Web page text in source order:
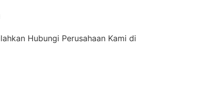
Hubungi Perusahaan Kami di